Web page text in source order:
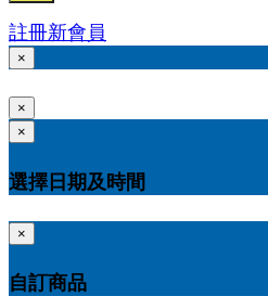
註冊新會員
×
×
×
選擇日期及時間
×
自訂商品